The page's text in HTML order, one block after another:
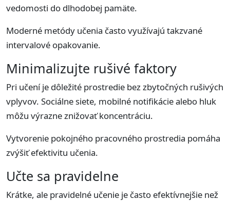
vedomosti do dlhodobej pamäte.
Moderné metódy učenia často využívajú takzvané
intervalové opakovanie.
Minimalizujte rušivé faktory
Pri učení je dôležité prostredie bez zbytočných rušivých
vplyvov. Sociálne siete, mobilné notifikácie alebo hluk
môžu výrazne znižovať koncentráciu.
Vytvorenie pokojného pracovného prostredia pomáha
zvýšiť efektivitu učenia.
Učte sa pravidelne
Krátke, ale pravidelné učenie je často efektívnejšie než